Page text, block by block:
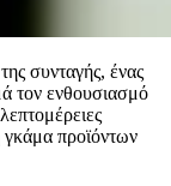
συνταγής, ένας
τον ενθουσιασμό
γκάμα προϊόντων